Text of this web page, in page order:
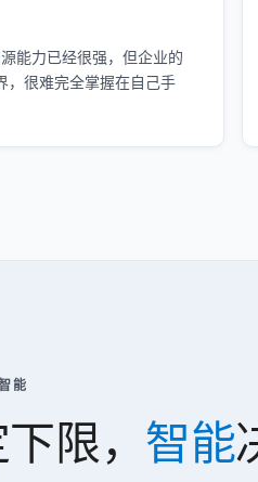
能力已经很强，但企业的
，很难完全掌握在自己手
能
限， 智能